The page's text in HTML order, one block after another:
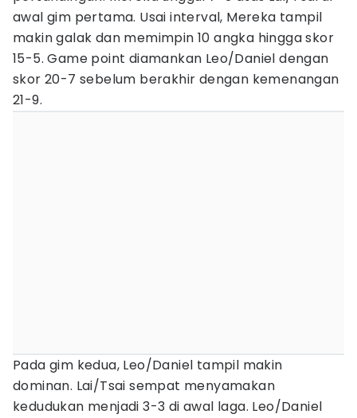
awal gim pertama. Usai interval, Mereka tampil
makin galak dan memimpin 10 angka hingga skor
15-5. Game point diamankan Leo/Daniel dengan
skor 20-7 sebelum berakhir dengan kemenangan
21-9.
Pada gim kedua, Leo/Daniel tampil makin
dominan. Lai/Tsai sempat menyamakan
kedudukan menjadi 3-3 di awal laga. Leo/Daniel